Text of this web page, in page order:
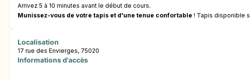
Arrivez 5 à 10 minutes avant le début de cours.
Munissez-vous de votre tapis et d'une tenue confortable ! Tapis disponible
Localisation
17 rue des Envierges, 75020
Informations d'accès